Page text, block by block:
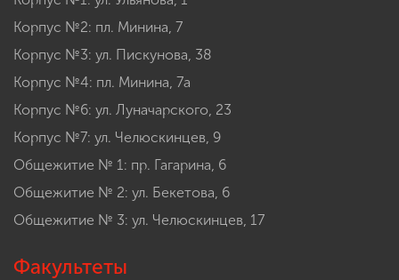
Корпус №2: пл. Минина, 7
Корпус №3: ул. Пискунова, 38
Корпус №4: пл. Минина, 7а
Корпус №6: ул. Луначарского, 23
Корпус №7: ул. Челюскинцев, 9
Общежитие № 1: пр. Гагарина, 6
Общежитие № 2: ул. Бекетова, 6
Общежитие № 3: ул. Челюскинцев, 17
Факультеты